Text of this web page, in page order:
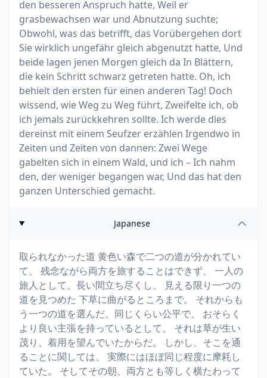
den besseren Anspruch hatte, Weil er
grasbewachsen war und Abnutzung suchte;
Obwohl, was das betrifft, das Vorübergehen dort
Sie wirklich ungefähr gleich abgenutzt hatte, Und
beide lagen jenen Morgen gleich da In Blättern,
die kein Schritt schwarz getreten hatte. Oh, ich
behielt den ersten für einen anderen Tag! Doch
wissend, wie Weg zu Weg führt, Zweifelte ich, ob
ich jemals zurückkehren sollte. Ich werde dies
dereinst mit einem Seufzer erzählen Irgendwo in
Zeiten und Zeiten von dannen: Zwei Wege
gabelten sich in einem Wald, und ich – Ich nahm
den, der weniger begangen war, Und das hat den
ganzen Unterschied gemacht.
Japanese
取られなかった道 黄色い森で二つの道が分かれてい
て、 残念ながら両方を旅することはできず、 一人の
旅人として、長い間立ち尽くし、 見える限り一つの
道を見つめた 下草に曲がるところまで。 それからも
う一つの道を選んだ、同じくらい公平で、 おそらく
より良い主張を持っているとして、 それは草が生い
茂り、着用を望んでいたからだ。 しかし、そこを通
ることに関しては、 実際にはほぼ同じ程度に摩耗し
ていた。 そしてその朝、両方とも等しく横たわって